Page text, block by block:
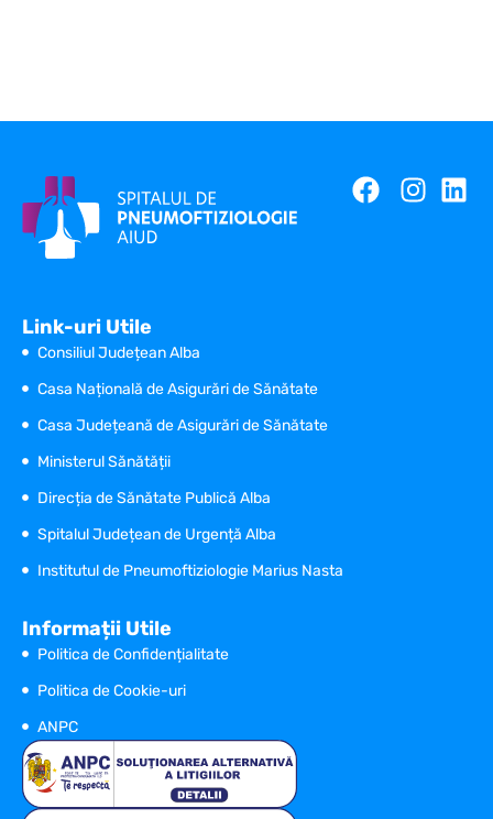
Link-uri Utile
Consiliul Județean Alba
Casa Națională de Asigurări de Sănătate
Casa Județeană de Asigurări de Sănătate
Ministerul Sănătății
Direcția de Sănătate Publică Alba
Institutul de Pneumoftiziologie Marius Nasta
Informații Utile
Politica de Confidențialitate
Politica de Cookie-uri